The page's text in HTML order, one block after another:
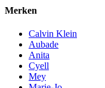
Merken
Calvin Klein
Aubade
Anita
Cyell
Mey